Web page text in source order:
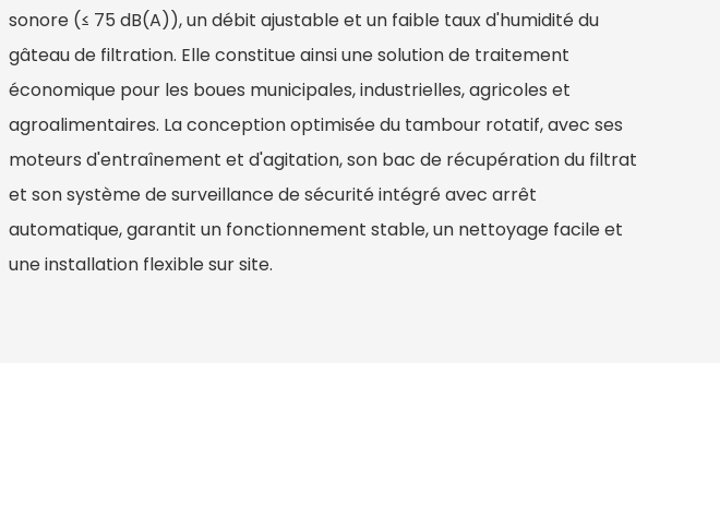
sonore (≤ 75 dB(A)), un débit ajustable et un faible taux d'humidité du
gâteau de filtration. Elle constitue ainsi une solution de traitement
économique pour les boues municipales, industrielles, agricoles et
agroalimentaires. La conception optimisée du tambour rotatif, avec ses
moteurs d'entraînement et d'agitation, son bac de récupération du filtrat
et son système de surveillance de sécurité intégré avec arrêt
automatique, garantit un fonctionnement stable, un nettoyage facile et
une installation flexible sur site.